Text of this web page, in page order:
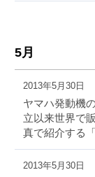
5月
2013年5月30日
ヤマハ発動機
立以来世界で
真で紹介する
2013年5月30日